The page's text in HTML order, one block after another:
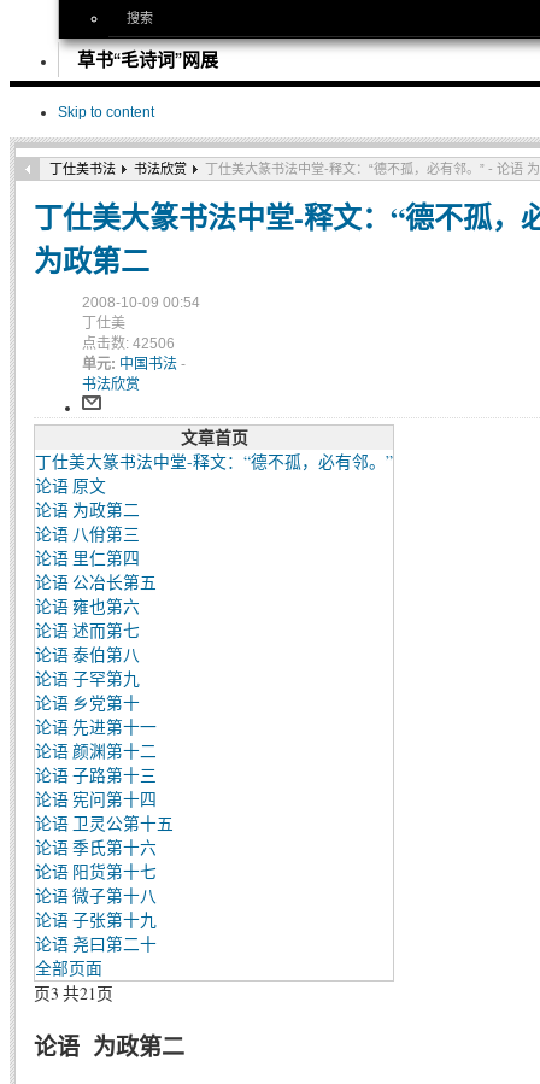
搜索
草书“毛诗词”网展
Skip to content
丁仕美书法 书法欣赏 丁仕美大篆书法中堂-释文：“德不孤，必有邻。” - 论语
丁仕美大篆书法中堂-释文：“德不孤，
为政第二
2008-10-09 00:54
丁仕美
点击数: 42506
单元: 中国书法 -
书法欣赏
文章首页
丁仕美大篆书法中堂-释文：“德不孤，必有邻。”
论语 原文
论语 为政第二
论语 八佾第三
论语 里仁第四
论语 公冶长第五
论语 雍也第六
论语 述而第七
论语 泰伯第八
论语 子罕第九
论语 乡党第十
论语 先进第十一
论语 颜渊第十二
论语 子路第十三
论语 宪问第十四
论语 卫灵公第十五
论语 季氏第十六
论语 阳货第十七
论语 微子第十八
论语 子张第十九
论语 尧曰第二十
全部页面
页3 共21页
论语 为政第二